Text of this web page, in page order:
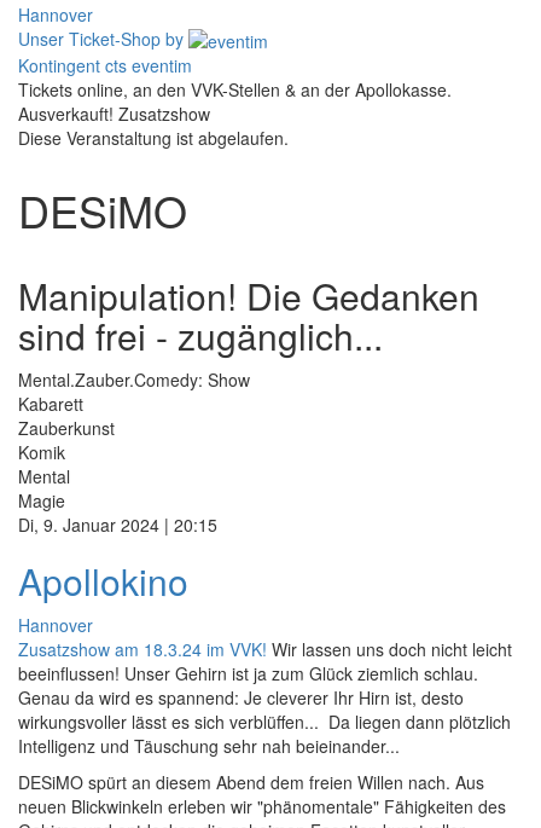
Hannover
Unser Ticket-Shop by
Kontingent cts eventim
Tickets online, an den VVK-Stellen & an der Apollokasse.
Ausverkauft! Zusatzshow
Diese Veranstaltung ist abgelaufen.
DESiMO
Manipulation! Die Gedanken
sind frei - zugänglich...
Mental.Zauber.Comedy: Show
Kabarett
Zauberkunst
Komik
Mental
Magie
Di, 9. Januar 2024 | 20:15
Apollokino
Hannover
Zusatzshow am 18.3.24 im VVK! Wir lassen uns doch nicht leicht
beeinflussen! Unser Gehirn ist ja zum Glück ziemlich schlau.
Genau da wird es spannend: Je cleverer Ihr Hirn ist, desto
wirkungsvoller lässt es sich verblüffen... Da liegen dann plötzlich
Intelligenz und Täuschung sehr nah beieinander...
DESiMO spürt an diesem Abend dem freien Willen nach. Aus
neuen Blickwinkeln erleben wir "phänomentale" Fähigkeiten des